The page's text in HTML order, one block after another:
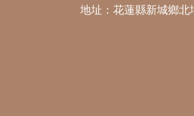
地址：花蓮縣新城鄉北